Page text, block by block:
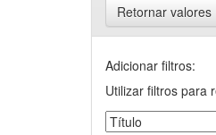
Retornar valores
Adicionar filtros:
Utilizar filtros para